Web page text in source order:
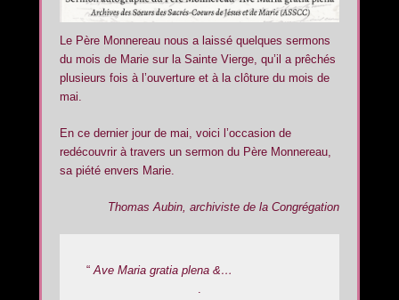
Le Père Monnereau nous a laissé quelques sermons
du mois de Marie sur la Sainte Vierge, qu’il a prêchés
plusieurs fois à l’ouverture et à la clôture du mois de
mai.
En ce dernier jour de mai, voici l’occasion de
redécouvrir à travers un sermon du Père Monnereau,
sa piété envers Marie.
Thomas Aubin, archiviste de la Congrégation
“Ave Maria gratia plena &…
.